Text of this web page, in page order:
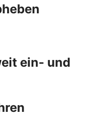
ein- und